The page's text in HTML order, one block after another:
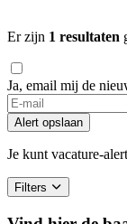
Er zijn 1 resultaten
Ja, email mij de
Alert opslaan
Je kunt vacature-
Filters